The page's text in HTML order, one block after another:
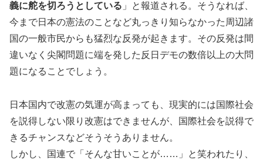
義に舵を切ろうとしている 」と報道される。そうなれば、
今まで日本の憲法のことなど丸っきり知らなかった周辺諸
国の一般市民からも猛烈な反発が起きます。その反発は間
違いなく尖閣問題に端を発した反日デモの数倍以上の大問
題になることでしょう。
日本国内で改憲の気運が高まっても、現実的には国際社会
を説得しない限り改憲はできませんが、国際社会を説得で
きるチャンスなどそうそうありません。
しかし、国連で「そんな甘いことが……」と笑われたり、